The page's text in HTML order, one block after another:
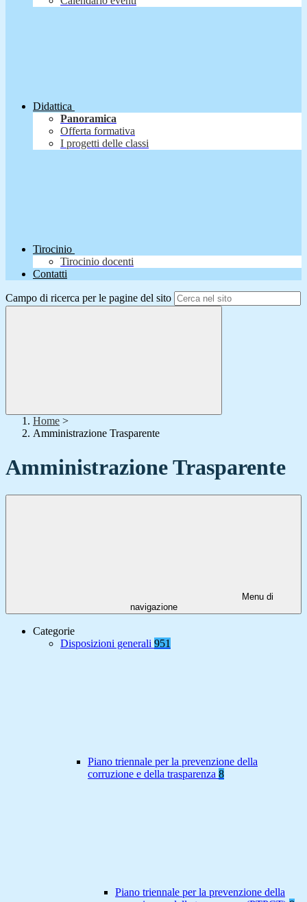
Didattica
Panoramica
Offerta formativa
I progetti delle classi
Tirocinio
Tirocinio docenti
Contatti
Campo di ricerca per le pagine del sito
Home >
Amministrazione Trasparente
Amministrazione Trasparente
Menu di
navigazione
Categorie
Disposizioni generali 951
Piano triennale per la prevenzione della
corruzione e della trasparenza 8
Piano triennale per la prevenzione della